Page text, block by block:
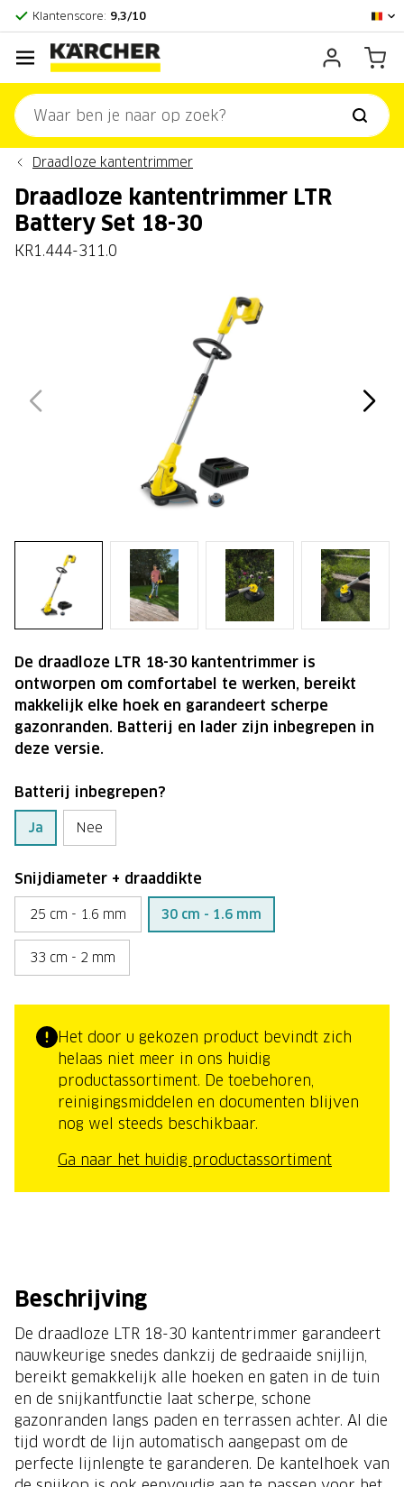
Klantenscore: 9,3/10
Draadloze kantentrimmer
Draadloze kantentrimmer LTR
Battery Set 18-30
KR1.444-311.0
Batterij inbegrepen?
Ja Nee
Snijdiameter + draaddikte
25 cm - 1.6 mm 30 cm - 1.6 mm
33 cm - 2 mm
Het door u gekozen product bevindt zich
helaas niet meer in ons huidig
productassortiment. De toebehoren,
reinigingsmiddelen en documenten blijven
nog wel steeds beschikbaar.
Ga naar het huidig productassortiment
De draadloze LTR 18-30 kantentrimmer is
ontworpen om comfortabel te werken, bereikt
makkelijk elke hoek en garandeert scherpe
gazonranden. Batterij en lader zijn inbegrepen in
deze versie.
Beschrijving
De draadloze LTR 18-30 kantentrimmer garandeert
nauwkeurige snedes dankzij de gedraaide snijlijn,
bereikt gemakkelijk alle hoeken en gaten in de tuin
en de snijkantfunctie laat scherpe, schone
gazonranden langs paden en terrassen achter. Al die
tijd wordt de lijn automatisch aangepast om de
perfecte lijnlengte te garanderen. De kantelhoek van